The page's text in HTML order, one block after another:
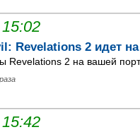
Revelations 2 идет
Revelations 2 на вашей